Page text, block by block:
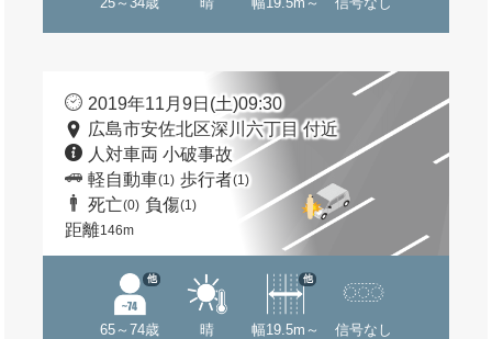
2019年11月9日(土)09:30
広島市安佐北区深川六丁目 付近
人対車両 小破事故
軽自動車(1) 歩行者(1)
死亡(0) 負傷(1)
距離146m
65～74歳
他
晴 幅19.5m～
他
信号なし